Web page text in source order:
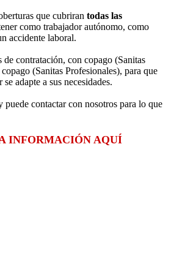
que cubriran todas las
como trabajador autónomo, como
accidente laboral.
de contratación, con copago (Sanitas
(Sanitas Profesionales), para que
adapte a sus necesidades.
puede contactar con nosotros para lo que
INFORMACIÓN AQUÍ